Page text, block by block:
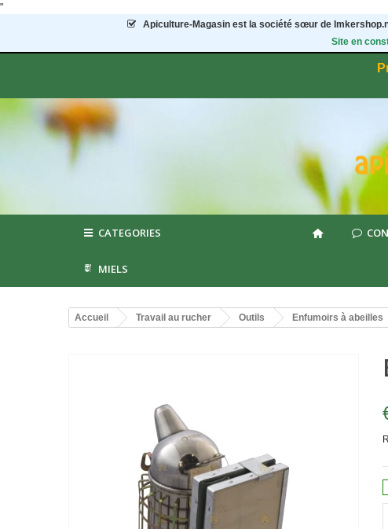
"
Apiculture-Magasin est la société sœur de
Site en
CATEGORIES
MIELS
Accueil Travail au rucher Outils Enfumoirs à abeilles